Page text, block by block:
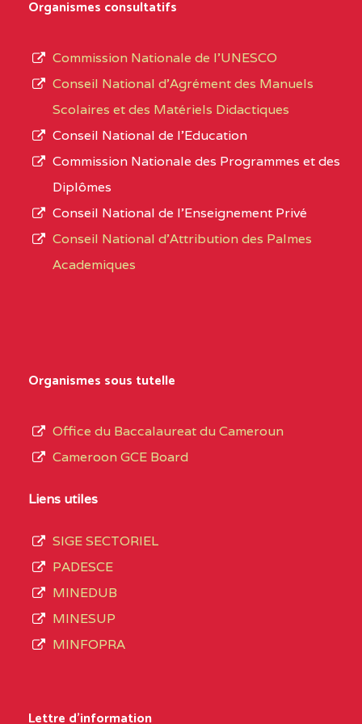
PROFESSIONNEL
(CEGEP) STE FOI BP
:4740 YAOUNDE
CENTRE
COLLEGE PANAFRICAIN
DE L'EXCELLENCE BP
CENTRE
COLLEGE PRIVE
CENTRE
COLLEGE PRIVE LAIC
SAINT MICHEL
CENTRE
CENTRE
type
L’offre
d’éducation
de
du
de
septembre
2020
compte
3408
Organismes consultatifs
Commission Nationale de l’UNESCO
Conseil National d’Agrément des Manuels
Scolaires et des Matériels Didactiques
Conseil National de l’Education
Commission Nationale des Programmes et des
Diplômes
Conseil National de l’Enseignement Privé
Conseil National d'Attribution des Palmes
Academiques
Organismes sous tutelle
Office du Baccalaureat du Cameroun
Cameroon GCE Board
Liens utiles
SIGE SECTORIEL
PADESCE
MINEDUB
MINESUP
MINFOPRA
Lettre d'information